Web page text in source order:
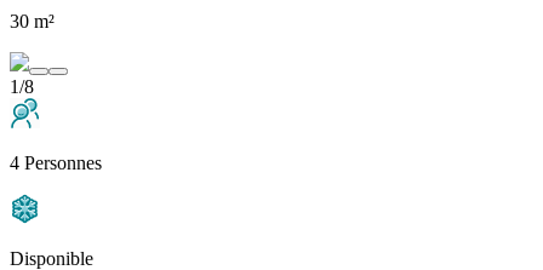
30 m²
1/8
4 Personnes
Disponible